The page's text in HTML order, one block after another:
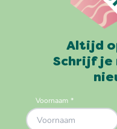
Altijd
Schrijf je